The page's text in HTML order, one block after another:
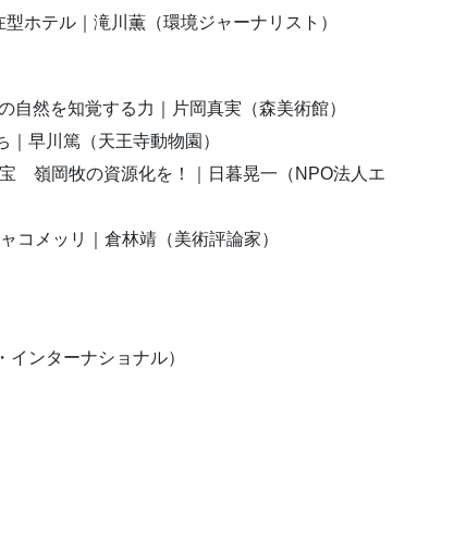
ホテル｜滝川薫（環境ジャーナリスト）
然を知覚する力｜片岡真実（森美術館）
早川篤（天王寺動物園）
嶺岡牧の資源化を！｜日暮晃一（NPO法人エ
メッリ｜倉林靖（美術評論家）
インターナショナル）